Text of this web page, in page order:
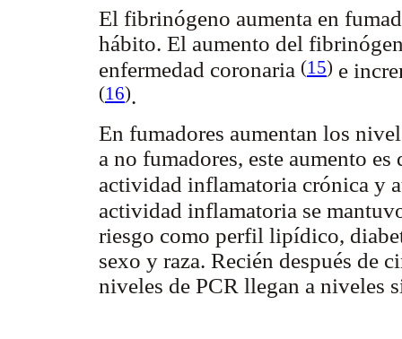
El fibrinógeno aumenta en
hábito. El aumento del
enfermedad coronaria (15) e
(16).
En fumadores aumentan los
a no fumadores, este aumento
actividad inflamatoria crónica y
actividad inflamatoria se
riesgo como perfil lipídico,
sexo y raza. Recién después de
niveles de PCR llegan a niveles